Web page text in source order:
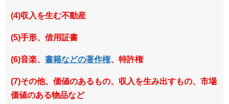
(4)収入を生む不動産
(5)手形、借用証書
(6)音楽、 書籍などの著作権、特許権
(7)その他、価値のあるもの、収入を生み出すもの、市場
価値のある物品など